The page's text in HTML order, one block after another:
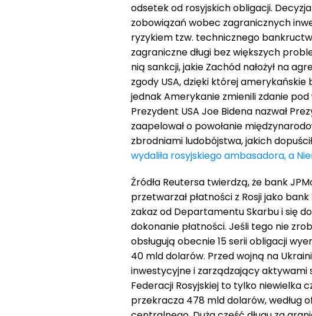
odsetek od rosyjskich obligacji.
zobowiązań wobec zagranicznych
ryzykiem tzw. technicznego
zagraniczne długi bez większych
nią sankcji, jakie Zachód nałożył na
zgody USA, dzięki której
jednak Amerykanie zmienili zdanie
Prezydent USA Joe Bidena nazwał
zaapelował o powołanie
zbrodniami ludobójstwa, jakich
wydaliła rosyjskiego ambasadora, a
Źródła Reutersa twierdzą, że bank
przetwarzał płatności z Rosji jako
zakaz od Departamentu Skarbu i się
dokonanie płatności. Jeśli tego nie
obsługują obecnie 15 serii obligacji
40 mld dolarów. Przed wojną na
inwestycyjne i zarządzający aktywami
Federacji Rosyjskiej to tylko niewielka
przekracza 478 mld dolarów, według